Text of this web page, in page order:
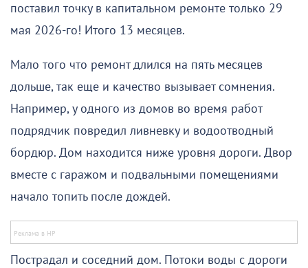
поставил точку в капитальном ремонте только 29
мая 2026-го! Итого 13 месяцев.
Мало того что ремонт длился на пять месяцев
дольше, так еще и качество вызывает сомнения.
Например, у одного из домов во время работ
подрядчик повредил ливневку и водоотводный
бордюр. Дом находится ниже уровня дороги. Двор
вместе с гаражом и подвальными помещениями
начало топить после дождей.
Пострадал и соседний дом. Потоки воды с дороги